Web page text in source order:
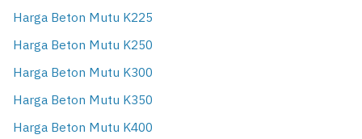
Harga Beton Mutu K225
Harga Beton Mutu K250
Harga Beton Mutu K300
Harga Beton Mutu K350
Harga Beton Mutu K400